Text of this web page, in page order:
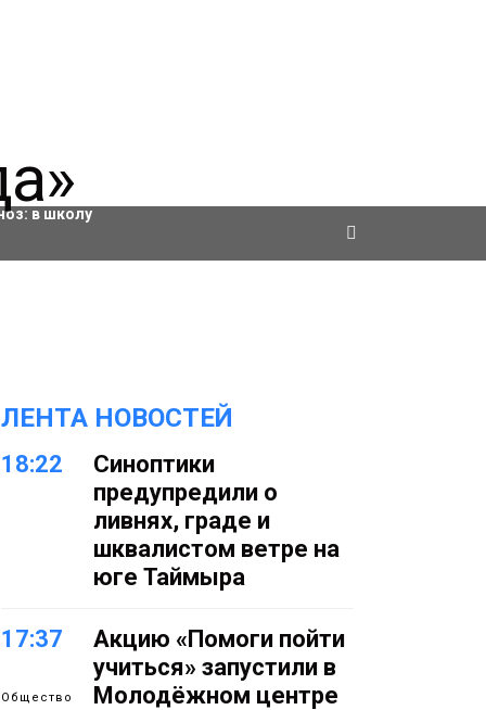
в школу
ЛЕНТА НОВОСТЕЙ
18:22
Синоптики
предупредили о
ливнях, граде и
шквалистом ветре на
юге Таймыра
17:37
Общество
Акцию «Помоги пойти
учиться» запустили в
Молодёжном центре